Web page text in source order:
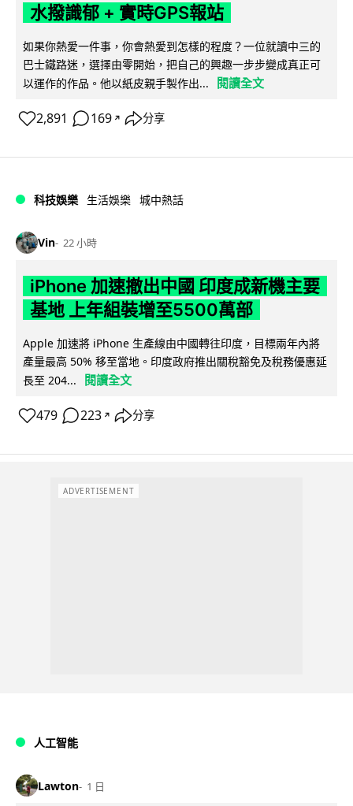
水撥識郁 + 實時GPS報站
如果你熱愛一件事，你會熱愛到怎樣的程度？一位就讀中三的
巴士鐵路迷，選擇由零開始，把自己的興趣一步步變成真正可
以運作的作品。他以紙皮親手製作出...
閱讀全文
2,891 169 ↗ 分享
科技娛樂 生活娛樂 城中熱話
Vin 22 小時
iPhone 加速撤出中國 印度成新機主要
基地 上年組裝增至5500萬部
Apple 加速將 iPhone 生產線由中國轉往印度，目標兩年內將
產量最高 50% 移至當地。印度政府推出關稅豁免及稅務優惠延
長至 204...
閱讀全文
479 223 ↗ 分享
ADVERTISEMENT
人工智能
Lawton 1 日